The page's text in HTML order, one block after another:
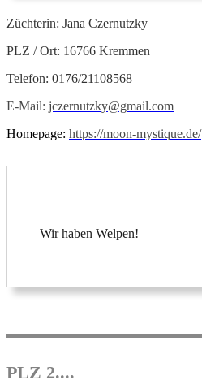
Züchterin: Jana Czernutzky
PLZ / Ort: 16766 Kremmen
Telefon: 0176/21108568
E-Mail: jczernutzky@gmail.com
Homepage: https://moon-mystique.de/
Wir haben Welpen!
PLZ 2....